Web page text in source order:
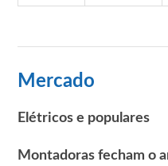
Mercado
Elétricos e populares
Montadoras fecham o